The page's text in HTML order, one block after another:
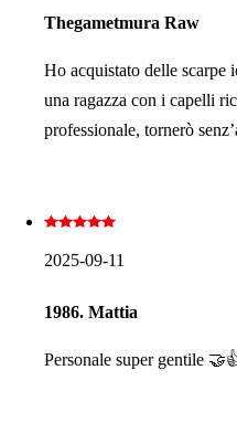
Thegametmura Raw
Ho acquistato delle scarpe
una ragazza con i capelli
professionale, tornerò
2025-09-11
1986. Mattia
Personale super gentile